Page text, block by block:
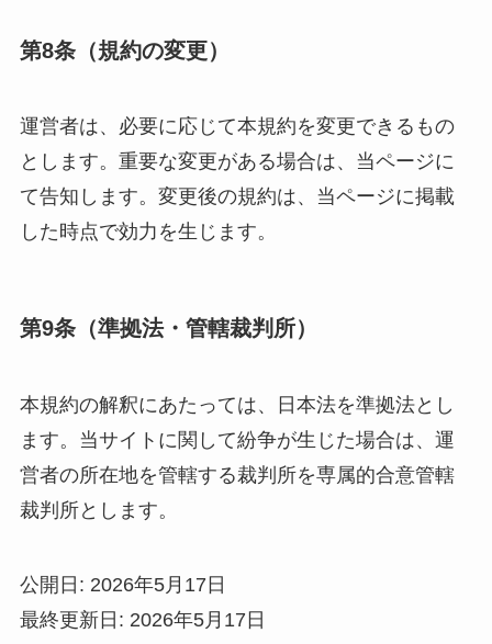
第8条（規約の変更）
運営者は、必要に応じて本規約を変更できるもの
とします。重要な変更がある場合は、当ページに
て告知します。変更後の規約は、当ページに掲載
した時点で効力を生じます。
第9条（準拠法・管轄裁判所）
本規約の解釈にあたっては、日本法を準拠法とし
ます。当サイトに関して紛争が生じた場合は、運
営者の所在地を管轄する裁判所を専属的合意管轄
裁判所とします。
公開日: 2026年5月17日
最終更新日: 2026年5月17日